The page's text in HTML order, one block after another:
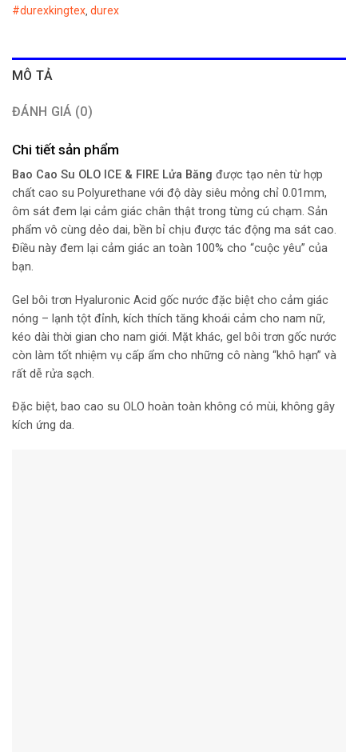
#durexkingtex durex
MÔ TẢ
ĐÁNH GIÁ (0)
Chi tiết sản phẩm
Bao Cao Su OLO ICE & FIRE Lửa Băng được tạo nên từ hợp
chất cao su Polyurethane với độ dày siêu mỏng chỉ 0.01mm,
ôm sát đem lại cảm giác chân thật trong từng cú chạm. Sản
phẩm vô cùng dẻo dai, bền bỉ chịu được tác động ma sát cao.
Điều này đem lại cảm giác an toàn 100% cho “cuộc yêu” của
bạn.
Gel bôi trơn Hyaluronic Acid gốc nước đặc biệt cho cảm giác
nóng – lạnh tột đỉnh, kích thích tăng khoái cảm cho nam nữ,
kéo dài thời gian cho nam giới. Mặt khác, gel bôi trơn gốc nước
còn làm tốt nhiệm vụ cấp ẩm cho những cô nàng “khô hạn” và
rất dễ rửa sạch.
Đặc biệt, bao cao su OLO hoàn toàn không có mùi, không gây
kích ứng da.